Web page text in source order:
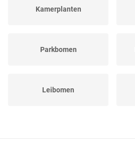
Kamerplanten
Parkbomen
Leibomen